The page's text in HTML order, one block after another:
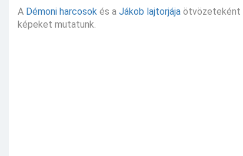
A Démoni harcosok és a Jákob lajtorjája ötvözeteként
képeket mutatunk.